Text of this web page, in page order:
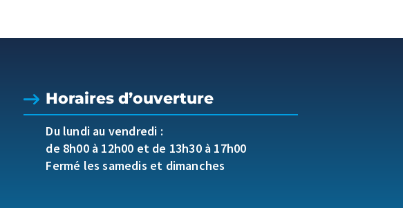
Horaires d’ouverture
Du lundi au vendredi :
de 8h00 à 12h00 et de 13h30 à 17h00
Fermé les samedis et dimanches